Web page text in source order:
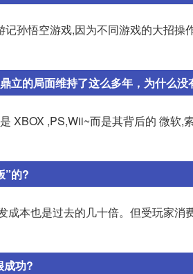
孙悟空游戏,因为不同游戏的大招
的局面维持了这么多年，为什么
XBOX ,PS,Wii~而是其背后的 微软
”的?
成本也是过去的几十倍。但受玩家
成功?